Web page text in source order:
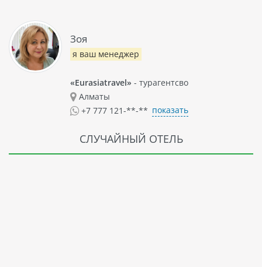
Зоя
я ваш менеджер
«Eurasiatravel» - турагентсво
Алматы
+7 777 121-**-** показать
СЛУЧАЙНЫЙ ОТЕЛЬ